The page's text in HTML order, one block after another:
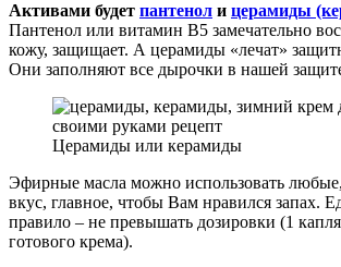
Активами будет пантенол и церамиды
Пантенол или витамин В5 замечательно
кожу, защищает. А церамиды «лечат»
Они заполняют все дырочки в нашей
Церамиды или керамиды
Эфирные масла можно использовать
вкус, главное, чтобы Вам нравился запах.
правило – не превышать дозировки (1
готового крема).